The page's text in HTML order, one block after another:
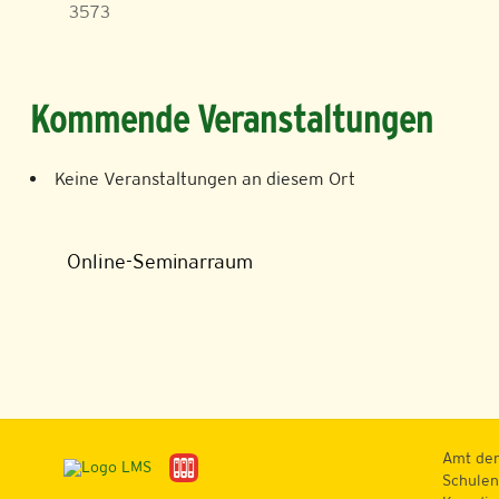
3573
Kommende Veranstaltungen
Keine Veranstaltungen an diesem Ort
Online-Seminarraum
Amt